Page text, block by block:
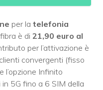
per la telefonia
è di 21,90 euro al
per l’attivazione è
convergenti (fisso
l’opzione Infinito
5G fino a 6 SIM della